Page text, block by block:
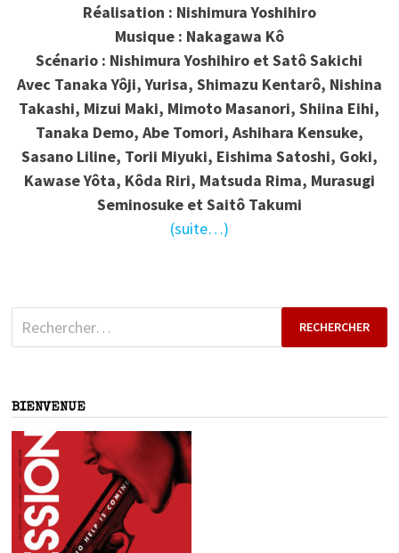
Réalisation : Nishimura Yoshihiro
Musique : Nakagawa Kô
Scénario : Nishimura Yoshihiro et Satô Sakichi
Avec Tanaka Yôji, Yurisa, Shimazu Kentarô, Nishina
Takashi, Mizui Maki, Mimoto Masanori, Shiina Eihi,
Tanaka Demo, Abe Tomori, Ashihara Kensuke,
Sasano Liline, Torii Miyuki, Eishima Satoshi, Goki,
Kawase Yôta, Kôda Riri, Matsuda Rima, Murasugi
Seminosuke et Saitô Takumi
(suite…)
Rechercher :
BIENVENUE